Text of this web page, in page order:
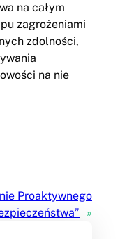
na całym
zagrożeniami
zdolności,
na nie
Proaktywnego
»